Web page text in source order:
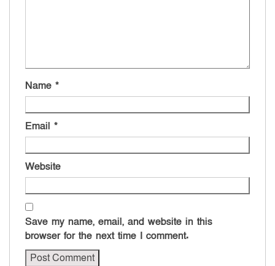
Name *
Email *
Website
Save my name, email, and website in this
browser for the next time I comment.